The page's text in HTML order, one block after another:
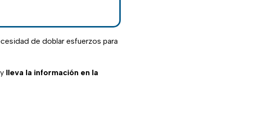
de doblar esfuerzos para
y lleva la información en la